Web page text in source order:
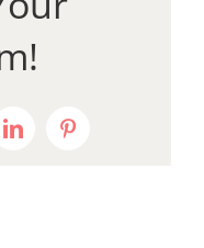
LinkedInPinterest